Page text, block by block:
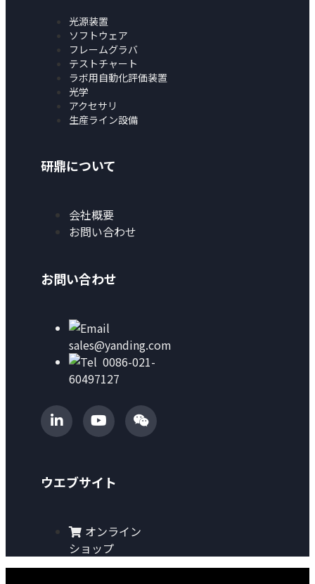
光源装置
ソフトウェア
フレームグラバ
テストチャート
ラボ用自動化評価装置
光学
アクセサリ
生産ライン設備
研鼎について
会社概要
お問い合わせ
お問い合わせ
sales@yanding.com
0086-021-
60497127
ウエブサイト
オンライン
ショップ